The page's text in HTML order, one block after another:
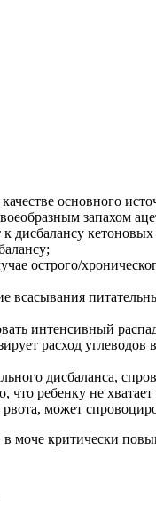
основного
запахом
кетоновых
острого/
интенсивный
расход углеводов
дисбаланса,
ребенку не
может
критически